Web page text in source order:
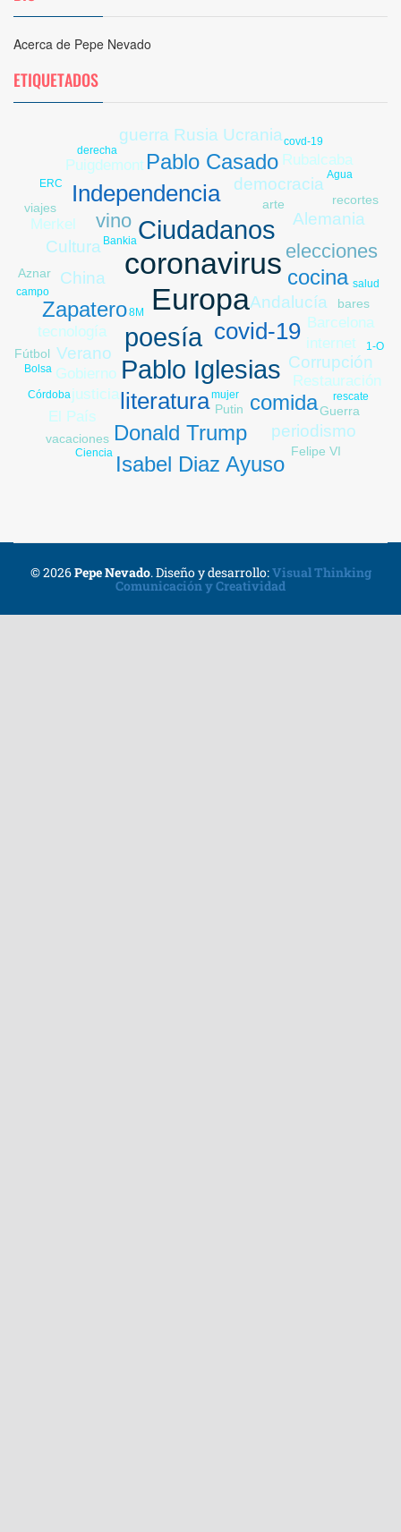
Acerca de Pepe Nevado
ETIQUETADOS
Europa
coronavirus
poesía
Ciudadanos
Pablo Iglesias
covid-19
literatura
Independencia
Zapatero
cocina
Donald Trump
Pablo Casado
comida
Isabel Diaz Ayuso
elecciones
vino
Andalucía
Cultura
democracia
China
guerra Rusia Ucrania
Verano
Alemania
Corrupción
periodismo
Puigdemont
tecnología
internet
Barcelona
El País
justicia
Restauración
Gobierno
Merkel
Rubalcaba
arte
bares
Guerra
recortes
Aznar
Felipe VI
vacaciones
viajes
Fútbol
Putin
Bolsa
Ciencia
Córdoba
derecha
ERC
mujer rescate
salud
1-O
8M
Agua
Bankia
campo
covd-19
© 2026Pepe Nevado.Diseño y desarrollo:Visual Thinking
Comunicación y Creatividad